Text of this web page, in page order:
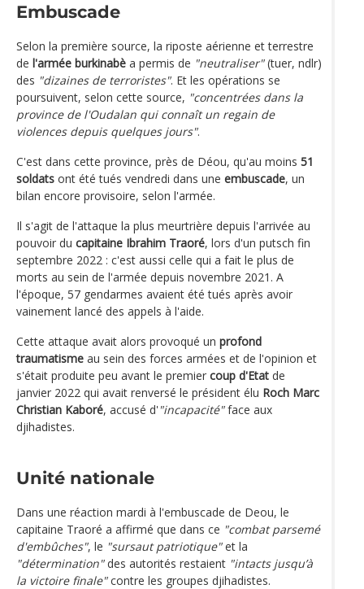
Embuscade
Selon la première source, la riposte aérienne et terrestre
de l'armée burkinabè a permis de "neutraliser"(tuer, ndlr)
des "dizaines de terroristes". Et les opérations se
poursuivent, selon cette source, "concentrées dans la
province de l'Oudalan qui connaît un regain de
violences depuis quelques jours".
C'est dans cette province, près de Déou, qu'au moins 51
soldats ont été tués vendredi dans une embuscade, un
bilan encore provisoire, selon l'armée.
Il s'agit de l'attaque la plus meurtrière depuis l'arrivée au
pouvoir du capitaine Ibrahim Traoré, lors d'un putsch fin
septembre 2022 : c'est aussi celle qui a fait le plus de
morts au sein de l'armée depuis novembre 2021. A
l'époque, 57 gendarmes avaient été tués après avoir
vainement lancé des appels à l'aide.
Cette attaque avait alors provoqué un profond
traumatisme au sein des forces armées et de l'opinion et
s'était produite peu avant le premier coup d'Etat de
janvier 2022 qui avait renversé le président élu Roch Marc
Christian Kaboré, accusé d' "incapacité"face aux
djihadistes.
Unité nationale
Dans une réaction mardi à l'embuscade de Deou, le
capitaine Traoré a affirmé que dans ce "combat parsemé
d'embûches", le "sursaut patriotique"et la
"détermination"des autorités restaient "intacts jusqu’à
la victoire finale"contre les groupes djihadistes.